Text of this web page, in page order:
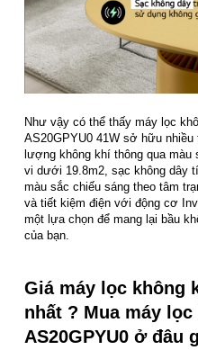
Như vậy có thể thấy máy lọc
AS20GPYU0 41W sở hữu
lượng không khí thông qua màu
vi dưới 19.8m2, sạc không dây
màu sắc chiếu sáng theo tâm
và tiết kiệm điện với động cơ
một lựa chọn để mang lại bầu
của bạn.
Giá máy lọc không
nhất ? Mua máy
AS20GPYU0 ở đâu